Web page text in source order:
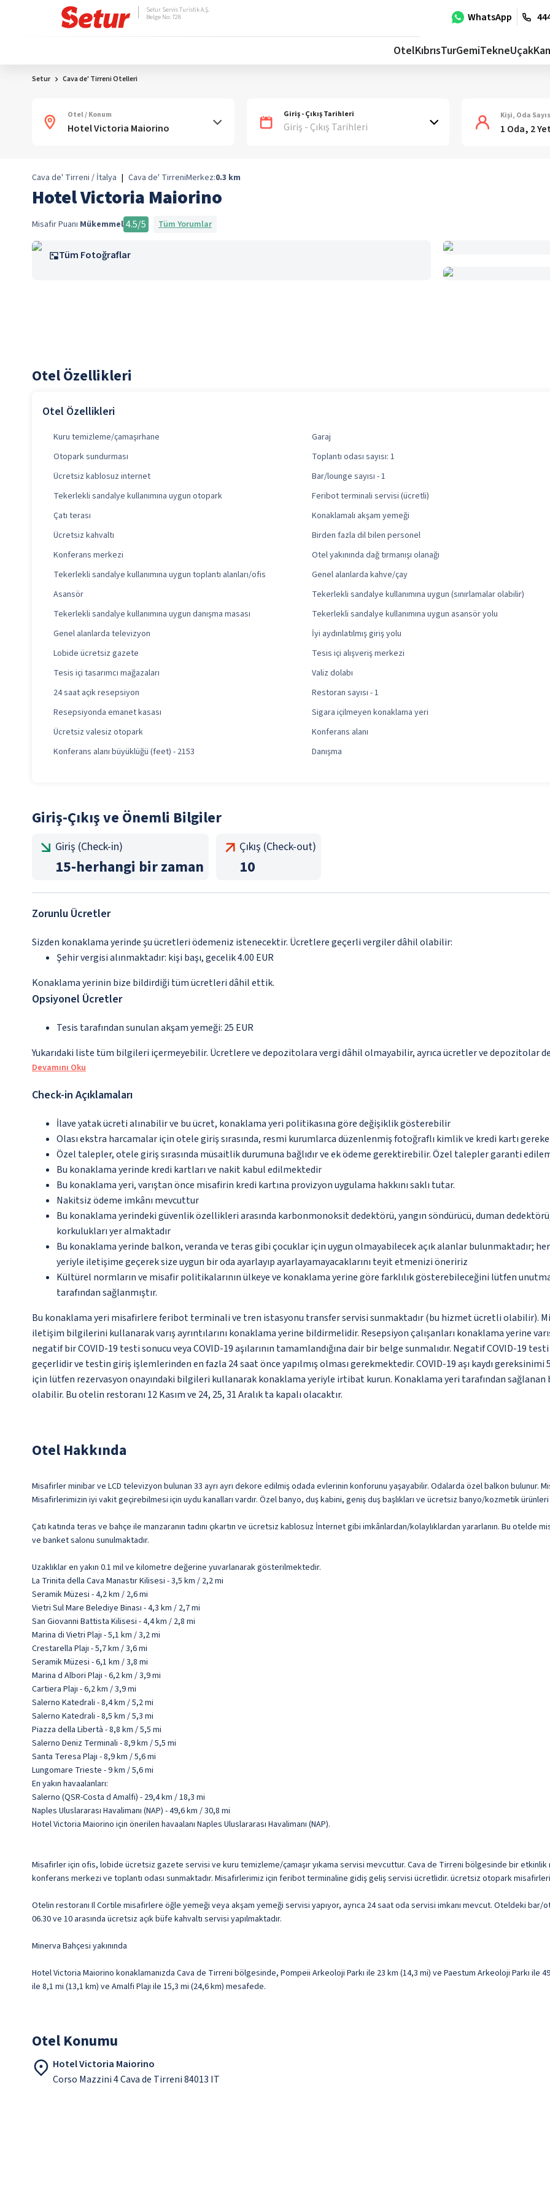
WhatsApp
Setur Servis Turistik A.Ş.
Belge No: 728
OtelKıbrısTurGemiTekneUçak
Setur Cava de' Tirreni Otelleri
Otel / Konum Giriş - Çıkış Tarihleri
Giriş - Çıkış Tarihleri
Kişi, Oda
1 Oda, 2
Cava de' Tirreni / İtalya | Cava de' TirreniMerkez:0.3 km
Hotel Victoria Maiorino
Misafir Puanı Mükemmel 4.5/5 Tüm Yorumlar
Tüm Fotoğraflar
Otel Özellikleri
Otel Özellikleri
Kuru temizleme/çamaşırhane
Garaj
Otopark sundurması
Toplantı odası sayısı: 1
Ücretsiz kablosuz internet
Bar/lounge sayısı - 1
Tekerlekli sandalye kullanımına uygun otopark
Feribot terminali servisi (ücretli)
Çatı terası
Konaklamalı akşam yemeği
Ücretsiz kahvaltı
Birden fazla dil bilen personel
Konferans merkezi
Otel yakınında dağ tırmanışı olanağı
Tekerlekli sandalye kullanımına uygun toplantı alanları/ofis
Genel alanlarda kahve/çay
Asansör
Tekerlekli sandalye kullanımına uygun (sınırlamalar olabilir)
Tekerlekli sandalye kullanımına uygun danışma masası
Tekerlekli sandalye kullanımına uygun asansör yolu
Genel alanlarda televizyon
İyi aydınlatılmış giriş yolu
Lobide ücretsiz gazete
Tesis içi alışveriş merkezi
Tesis içi tasarımcı mağazaları
Valiz dolabı
24 saat açık resepsiyon
Restoran sayısı - 1
Resepsiyonda emanet kasası
Sigara içilmeyen konaklama yeri
Ücretsiz valesiz otopark
Konferans alanı
Konferans alanı büyüklüğü (feet) - 2153
Danışma
Giriş-Çıkış ve Önemli Bilgiler
Giriş (Check-in)
15-herhangi bir zaman
Çıkış (Check-out)
10
Zorunlu Ücretler
Sizden konaklama yerinde şu ücretleri ödemeniz istenecektir. Ücretlere geçerli vergiler dâhil olabilir:
Şehir vergisi alınmaktadır: kişi başı, gecelik 4.00 EUR
Konaklama yerinin bize bildirdiği tüm ücretleri dâhil ettik.
Opsiyonel Ücretler
Tesis tarafından sunulan akşam yemeği: 25 EUR
Yukarıdaki liste tüm bilgileri içermeyebilir. Ücretlere ve depozitolara vergi dâhil olmayabilir, ayrıca ücretler ve depozitolar
Devamını Oku
Check-in Açıklamaları
İlave yatak ücreti alınabilir ve bu ücret, konaklama yeri politikasına göre değişiklik gösterebilir
Olası ekstra harcamalar için otele giriş sırasında, resmi kurumlarca düzenlenmiş fotoğraflı kimlik ve kredi kartı
Özel talepler, otele giriş sırasında müsaitlik durumuna bağlıdır ve ek ödeme gerektirebilir. Özel talepler garanti
Bu konaklama yerinde kredi kartları ve nakit kabul edilmektedir
Bu konaklama yeri, varıştan önce misafirin kredi kartına provizyon uygulama hakkını saklı tutar.
Nakitsiz ödeme imkânı mevcuttur
Bu konaklama yerindeki güvenlik özellikleri arasında karbonmonoksit dedektörü, yangın söndürücü, duman
korkulukları yer almaktadır
Bu konaklama yerinde balkon, veranda ve teras gibi çocuklar için uygun olmayabilecek açık alanlar bulunmaktadır;
yeriyle iletişime geçerek size uygun bir oda ayarlayıp ayarlayamayacaklarını teyit etmenizi öneririz
Kültürel normların ve misafir politikalarının ülkeye ve konaklama yerine göre farklılık gösterebileceğini lütfen
tarafından sağlanmıştır.
Bu konaklama yeri misafirlere feribot terminali ve tren istasyonu transfer servisi sunmaktadır (bu hizmet ücretli olabilir).
iletişim bilgilerini kullanarak varış ayrıntılarını konaklama yerine bildirmelidir. Resepsiyon çalışanları konaklama yerine
negatif bir COVID-19 testi sonucu veya COVID-19 aşılarının tamamlandığına dair bir belge sunmalıdır. Negatif COVID-19
geçerlidir ve testin giriş işlemlerinden en fazla 24 saat önce yapılmış olması gerekmektedir. COVID-19 aşı kaydı
için lütfen rezervasyon onayındaki bilgileri kullanarak konaklama yeriyle irtibat kurun. Konaklama yeri tarafından
olabilir. Bu otelin restoranı 12 Kasım ve 24, 25, 31 Aralık ta kapalı olacaktır.
Otel Hakkında
Misafirler minibar ve LCD televizyon bulunan 33 ayrı ayrı dekore edilmiş odada evlerinin konforunu yaşayabilir. Odalarda özel balkon bulunur.
Misafirlerimizin iyi vakit geçirebilmesi için uydu kanalları vardır. Özel banyo, duş kabini, geniş duş başlıkları ve ücretsiz banyo/kozmetik ürünleri
Çatı katında teras ve bahçe ile manzaranın tadını çıkartın ve ücretsiz kablosuz İnternet gibi imkânlardan/kolaylıklardan yararlanın. Bu
ve banket salonu sunulmaktadır.
Uzaklıklar en yakın 0.1 mil ve kilometre değerine yuvarlanarak gösterilmektedir.
La Trinita della Cava Manastır Kilisesi - 3,5 km / 2,2 mi
Seramik Müzesi - 4,2 km / 2,6 mi
Vietri Sul Mare Belediye Binası - 4,3 km / 2,7 mi
San Giovanni Battista Kilisesi - 4,4 km / 2,8 mi
Marina di Vietri Plajı - 5,1 km / 3,2 mi
Crestarella Plajı - 5,7 km / 3,6 mi
Seramik Müzesi - 6,1 km / 3,8 mi
Marina d Albori Plajı - 6,2 km / 3,9 mi
Cartiera Plajı - 6,2 km / 3,9 mi
Salerno Katedrali - 8,4 km / 5,2 mi
Salerno Katedrali - 8,5 km / 5,3 mi
Piazza della Libertà - 8,8 km / 5,5 mi
Salerno Deniz Terminali - 8,9 km / 5,5 mi
Santa Teresa Plajı - 8,9 km / 5,6 mi
Lungomare Trieste - 9 km / 5,6 mi
En yakın havaalanları:
Salerno (QSR-Costa d Amalfi) - 29,4 km / 18,3 mi
Naples Uluslararası Havalimanı (NAP) - 49,6 km / 30,8 mi
Hotel Victoria Maiorino için önerilen havaalanı Naples Uluslararası Havalimanı (NAP).
Misafirler için ofis, lobide ücretsiz gazete servisi ve kuru temizleme/çamaşır yıkama servisi mevcuttur. Cava de Tirreni bölgesinde bir etkinlik
konferans merkezi ve toplantı odası sunmaktadır. Misafirlerimiz için feribot terminaline gidiş geliş servisi ücretlidir. ücretsiz otopark
Otelin restoranı Il Cortile misafirlere öğle yemeği veya akşam yemeği servisi yapıyor, ayrıca 24 saat oda servisi imkanı mevcut. Oteldeki
06.30 ve 10 arasında ücretsiz açık büfe kahvaltı servisi yapılmaktadır.
Minerva Bahçesi yakınında
Hotel Victoria Maiorino konaklamanızda Cava de Tirreni bölgesinde, Pompeii Arkeoloji Parkı ile 23 km (14,3 mi) ve Paestum Arkeoloji Parkı ile
ile 8,1 mi (13,1 km) ve Amalfi Plajı ile 15,3 mi (24,6 km) mesafede.
Otel Konumu
Hotel Victoria Maiorino
Corso Mazzini 4 Cava de Tirreni 84013 IT